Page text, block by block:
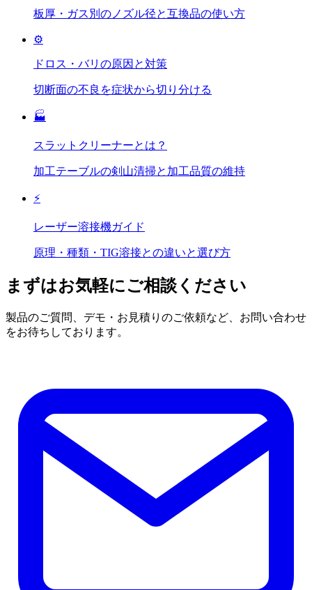
板厚・ガス別のノズル径と互換品の使い方
⚙️
ドロス・バリの原因と対策
切断面の不良を症状から切り分ける
🏭
スラットクリーナーとは？
加工テーブルの剣山清掃と加工品質の維持
⚡
レーザー溶接機ガイド
原理・種類・TIG溶接との違いと選び方
まずはお気軽にご相談ください
製品のご質問、デモ・お見積りのご依頼など、お問い合わせ
をお待ちしております。